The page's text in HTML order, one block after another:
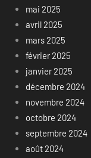
mai 2025
avril 2025
mars 2025
février 2025
janvier 2025
décembre 2024
novembre 2024
octobre 2024
septembre 2024
août 2024